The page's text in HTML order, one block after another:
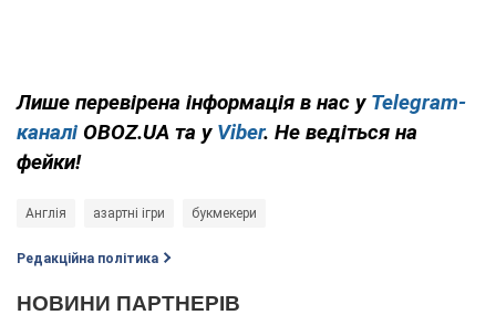
Лише перевірена інформація в нас у Telegram-
каналі OBOZ.UA та у Viber. Не ведіться на
фейки!
Англія азартні ігри букмекери
Редакційна політика